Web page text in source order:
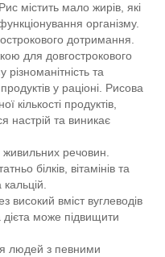
містить мало жирів, які
організму.
дотримання.
для довгострокового
та
продуктів у раціоні. Рисова
кількості продуктів,
настрій та виникає
живильних речовин.
білків, вітамінів та
високий вміст вуглеводів
дієта може підвищити
людей з певними